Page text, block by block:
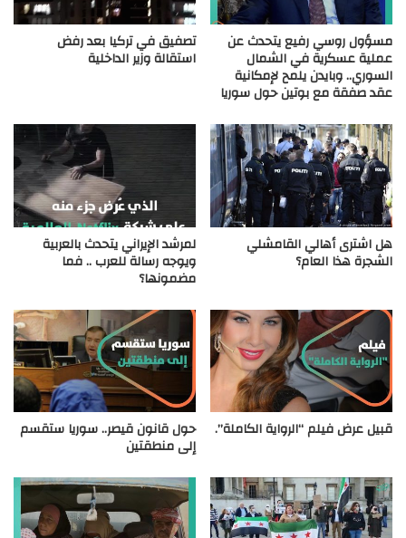
مسؤول روسي رفيع يتحدث عن
عملية عسكرية في الشمال
السوري.. وبايدن يلمح لإمكانية
عقد صفقة مع بوتين حول سوريا
تصفيق في تركيا بعد رفض
استقالة وزير الداخلية
هل اشترى أهالي القامشلي
الشجرة هذا العام؟
لمرشد الإيراني يتحدث بالعربية
ويوجه رسالة للعرب .. فما
مضمونها؟
قبيل عرض فيلم “الرواية الكاملة”. حول قانون قيصر.. سوريا ستقسم
إلى منطقتين